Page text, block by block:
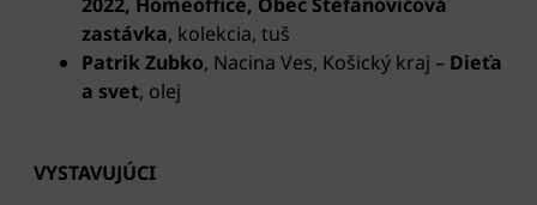
zastávka, kolekcia, tuš
Patrik Zubko, Nacina Ves, Košický kraj – Dieťa
a svet, olej
VYSTAVUJÚCI